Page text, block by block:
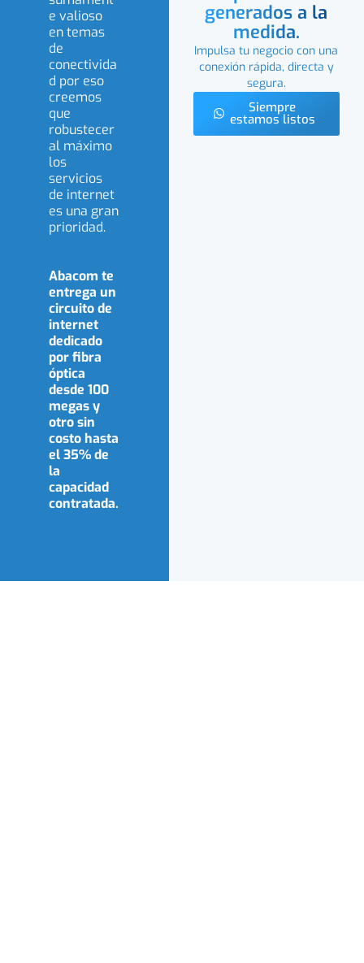
e valioso
en temas
de
conectivida
d por eso
creemos
que
robustecer
al máximo
los
servicios
de internet
es una gran
prioridad.
Abacom te
entrega un
circuito de
internet
dedicado
por fibra
óptica
desde 100
megas y
otro sin
costo hasta
el 35% de
la
capacidad
contratada.
generados a la
medida.
Impulsa tu negocio con una
conexión rápida, directa y
segura.
Siempre
estamos listos